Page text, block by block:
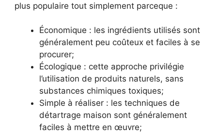
plus populaire tout simplement parceque :
Économique : les ingrédients utilisés sont
généralement peu coûteux et faciles à se
procurer;
Écologique : cette approche privilégie
l’utilisation de produits naturels, sans
substances chimiques toxiques;
Simple à réaliser : les techniques de
détartrage maison sont généralement
faciles à mettre en œuvre;